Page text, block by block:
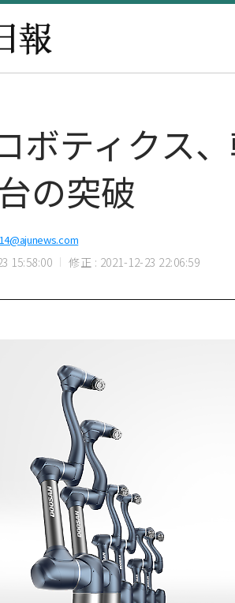
ボティクス
の突破
15:58:00 修正 : 2021-12-23 22:06:59